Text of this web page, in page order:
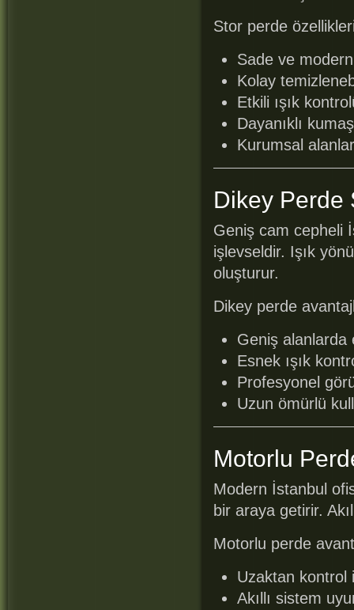
Stor perde
Sade ve
Kolay
Etkili ışık
Dayanıklı
Kurumsal
Dikey Perde
Geniş cam cepheli
işlevseldir. Işık
oluşturur.
Dikey perde
Geniş alanlarda
Esnek ışık
Profesyonel
Uzun ömürlü
Motorlu
Modern İstanbul
bir araya getirir.
Motorlu perde
Uzaktan kontrol
Akıllı sistem